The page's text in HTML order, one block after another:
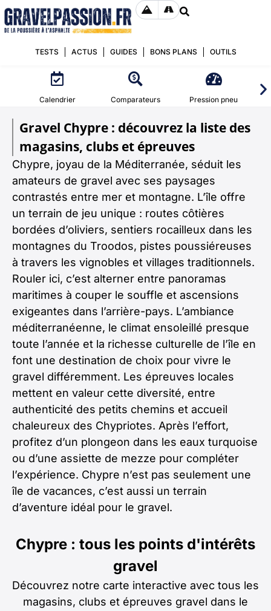
TESTS ACTUS GUIDES BONS PLANS OUTILS
Calendrier Comparateurs Pression pneu
Gravel Chypre : découvrez la liste des
magasins, clubs et épreuves
Chypre, joyau de la Méditerranée, séduit les
amateurs de gravel avec ses paysages
contrastés entre mer et montagne. L’île offre
un terrain de jeu unique : routes côtières
bordées d’oliviers, sentiers rocailleux dans les
montagnes du Troodos, pistes poussiéreuses
à travers les vignobles et villages traditionnels.
Rouler ici, c’est alterner entre panoramas
maritimes à couper le souffle et ascensions
exigeantes dans l’arrière-pays. L’ambiance
méditerranéenne, le climat ensoleillé presque
toute l’année et la richesse culturelle de l’île en
font une destination de choix pour vivre le
gravel différemment. Les épreuves locales
mettent en valeur cette diversité, entre
authenticité des petits chemins et accueil
chaleureux des Chypriotes. Après l’effort,
profitez d’un plongeon dans les eaux turquoise
ou d’une assiette de mezze pour compléter
l’expérience. Chypre n’est pas seulement une
île de vacances, c’est aussi un terrain
d’aventure idéal pour le gravel.
Chypre : tous les points d'intérêts
gravel
Découvrez notre carte interactive avec tous les
magasins, clubs et épreuves gravel dans le